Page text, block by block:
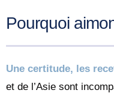
Pourquoi
Une certitude, les
et de l’Asie sont